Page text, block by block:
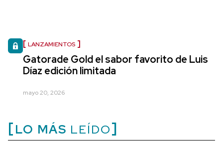
LANZAMIENTOS
Gatorade Gold el sabor favorito de Luis
Díaz edición limitada
mayo 20, 2026
LO MÁS LEÍDO